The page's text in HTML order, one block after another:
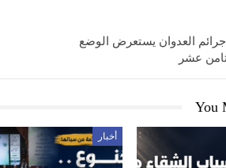
جرائم العدوان يستعرض الوضع
عشر
You
أخبار